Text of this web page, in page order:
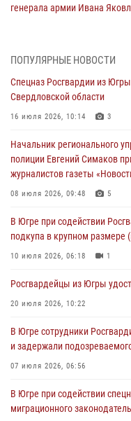
генерала армии Ивана
В Югре ОМОН Росгвардии
05 августа 2026, 11:14
В Югре сотрудники
05 августа 2026, 05:56
Генерал-полковник Юрий
молодёжном
Ключевые события
августа (видео)
ПОПУЛЯРНЫЕ НОВОСТИ
Спецназ Росгвардии из
Свердловской области
16 июля 2026, 10:14 3
Начальник регионального
полиции Евгений Симаков
журналистов газеты
08 июля 2026, 09:48 5
В Югре при содействии
подкупа в крупном размере
10 июля 2026, 06:18 1
Росгвардейцы из Югры
20 июля 2026, 10:22
В Югре сотрудники
и задержали
07 июля 2026, 06:56
В Югре при содействии
миграционного